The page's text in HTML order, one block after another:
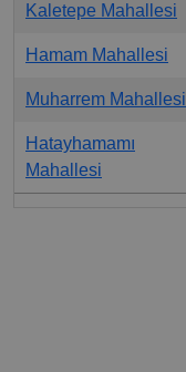
Kaletepe Mahallesi
Hamam Mahallesi
Muharrem Mahallesi
Hatayhamamı
Mahallesi